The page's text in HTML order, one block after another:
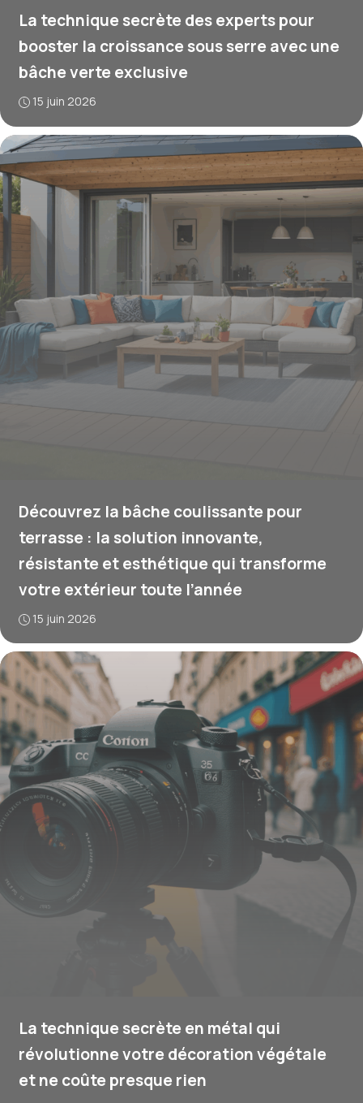
La technique secrète des experts pour
booster la croissance sous serre avec une
bâche verte exclusive
15 juin 2026
Découvrez la bâche coulissante pour
terrasse : la solution innovante,
résistante et esthétique qui transforme
votre extérieur toute l’année
15 juin 2026
La technique secrète en métal qui
révolutionne votre décoration végétale
et ne coûte presque rien